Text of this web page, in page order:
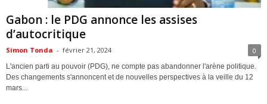
Gabon : le PDG annonce les assises
d’autocritique
Simon Tonda - février 21, 2024 0
L'ancien parti au pouvoir (PDG), ne compte pas abandonner l'arène politique.
Des changements s'annoncent et de nouvelles perspectives à la veille du 12
mars...